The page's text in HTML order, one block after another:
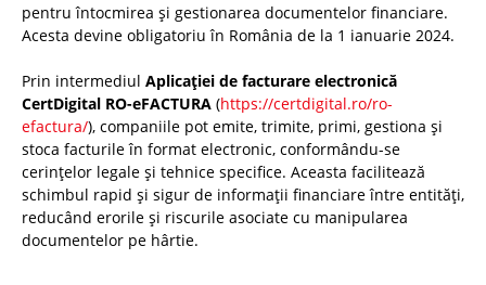
pentru întocmirea și gestionarea documentelor financiare.
Acesta devine obligatoriu în România de la 1 ianuarie 2024.
Prin intermediul Aplicației de facturare electronică
CertDigital RO-eFACTURA (https://certdigital.ro/ro-
efactura/), companiile pot emite, trimite, primi, gestiona și
stoca facturile în format electronic, conformându-se
cerințelor legale și tehnice specifice. Aceasta facilitează
schimbul rapid și sigur de informații financiare între entități,
reducând erorile și riscurile asociate cu manipularea
documentelor pe hârtie.